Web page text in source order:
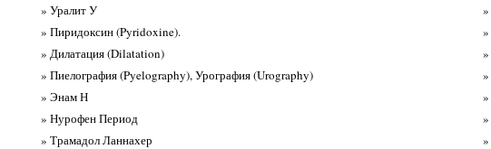
» Уралит У
» Пиридоксин (Pyridoxine).
» Дилатация (Dilatation)
» Пиелография (Pyelography), Урография (Urography)
» Энам Н
» Нурофен Период
» Трамадол Ланнахер
»
»
»
»
»
»
»